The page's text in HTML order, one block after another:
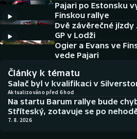
Americký fotbal
Baseball a softbal
Biatlon
Boby a skeleton
NEPŘEHLÉDNĚTE
Historické návraty
Aplikace ČT sport
AZ kvíz
Pajari po Estonsku
Finskou rallye
Dvě závěrečné jízdy
GP v Lodži
Ogier a Evans ve
vede Pajari
Články k tématu
Salač byl v kvalifikaci v
Aktualizováno před 6 hod
Na startu Barum rallye bude
Stříteský, zotavuje se po
7. 8. 2026